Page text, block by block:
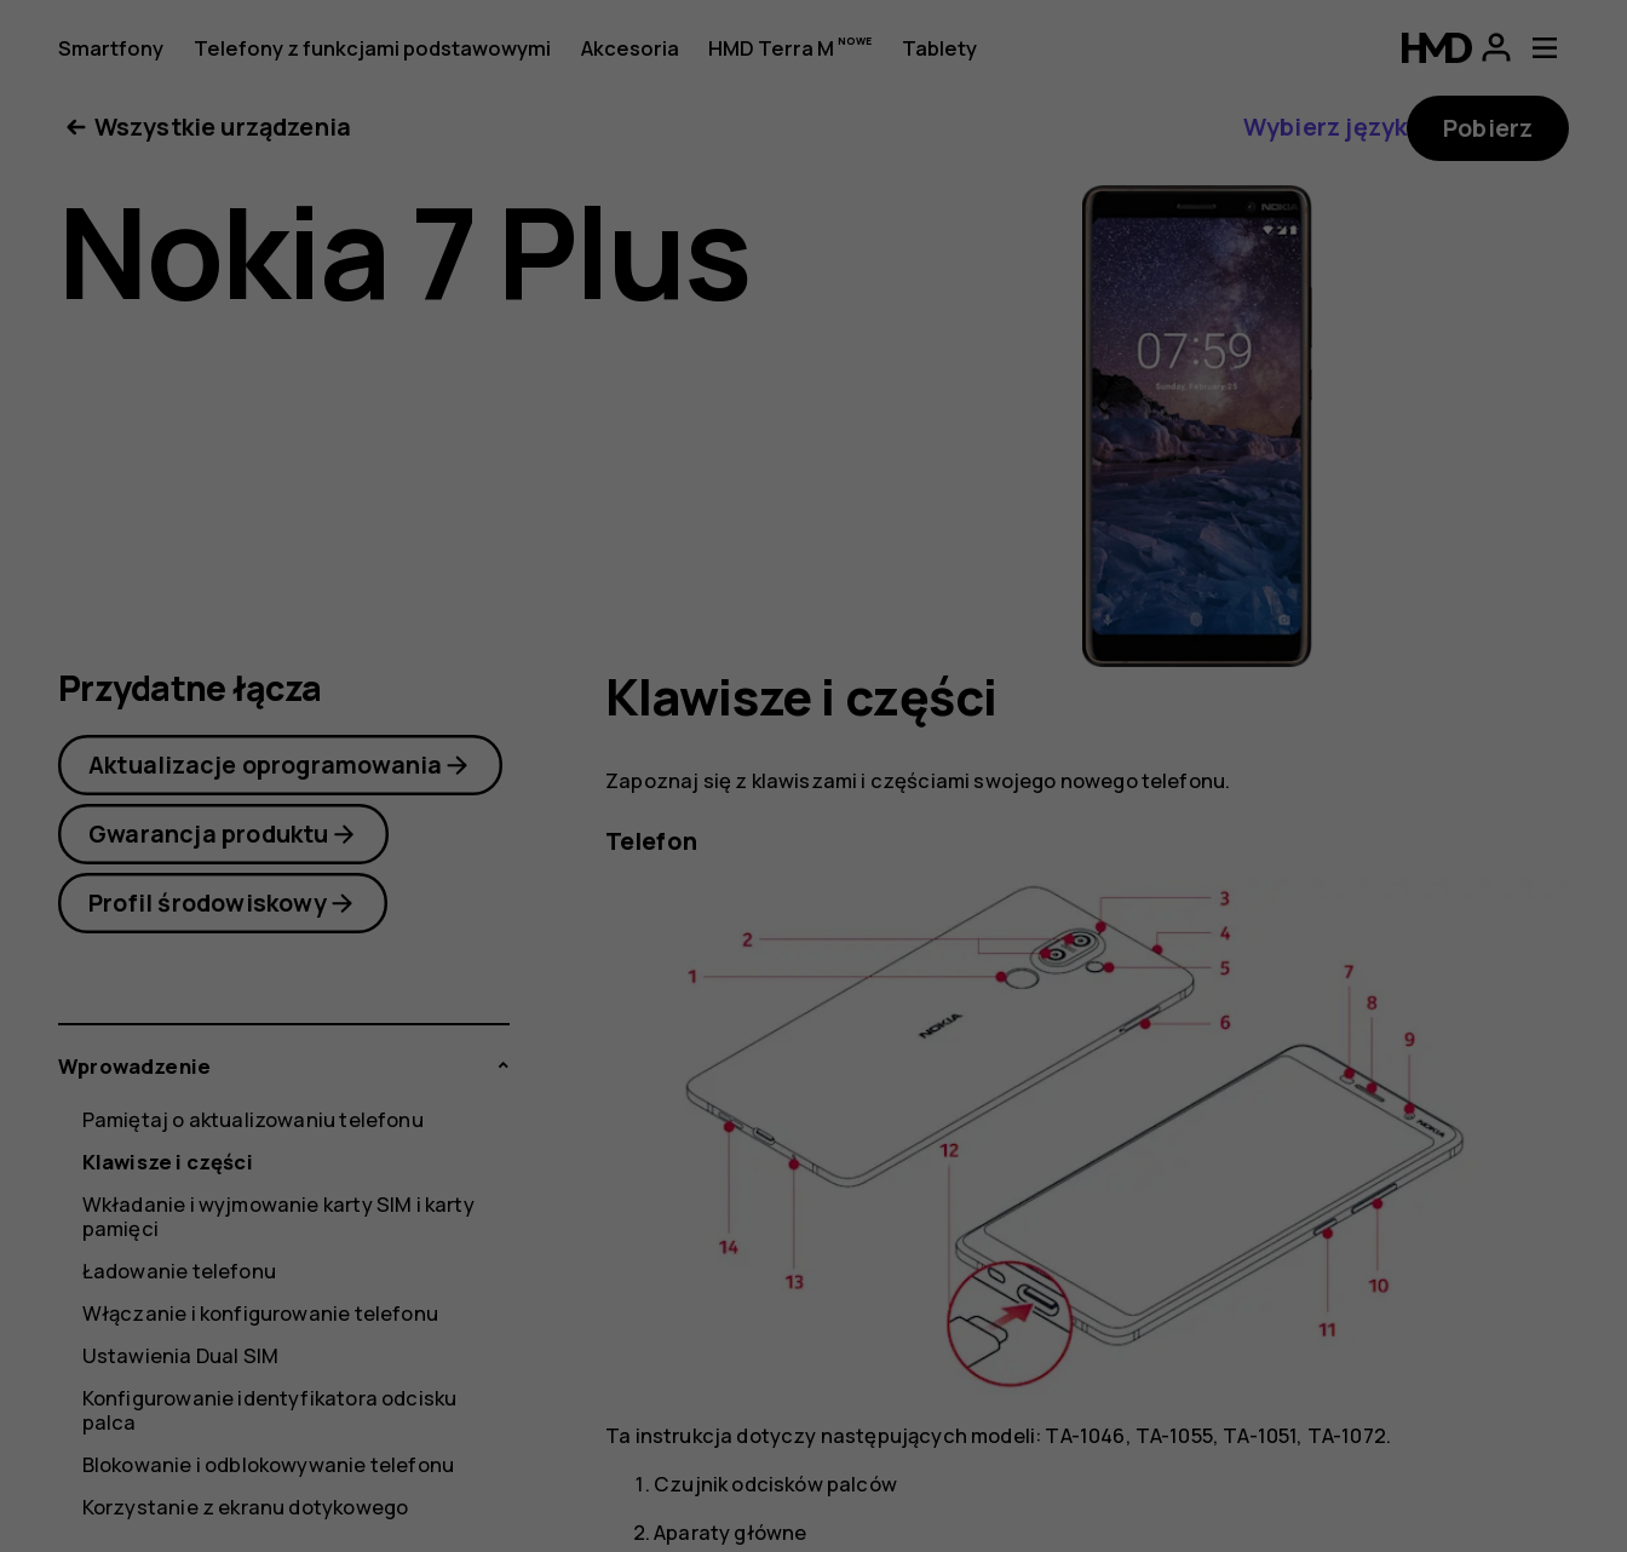
Instrukcja
obsługi
telefonu
Plus
Smartfony Telefony z funkcjami podstawowymi Akcesoria HMD Terra M Tablety
Wszystkie urządzenia Wybierz język Pobierz
Nokia 7 Plus
Klawisze i części
Zapoznaj się z klawiszami i częściami swojego nowego telefonu.
Telefon
Ta instrukcja dotyczy następujących modeli: TA-1046, TA-1055, TA-1051, TA-1072.
Czujnik odcisków palców
Aparaty główne
Przydatne łącza
Aktualizacje oprogramowania
Gwarancja produktu
Profil środowiskowy
Wprowadzenie
Pamiętaj o aktualizowaniu telefonu
Klawisze i części
Wkładanie i wyjmowanie karty SIM i karty
pamięci
Ładowanie telefonu
Włączanie i konfigurowanie telefonu
Ustawienia Dual SIM
Konfigurowanie identyfikatora odcisku
palca
Blokowanie i odblokowywanie telefonu
Korzystanie z ekranu dotykowego